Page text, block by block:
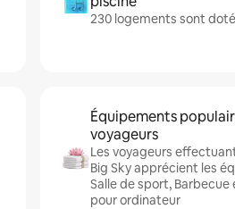
230 logements sont
Équipements
voyageurs
Les voyageurs
Big Sky apprécient les
Salle de sport,
pour ordinateur